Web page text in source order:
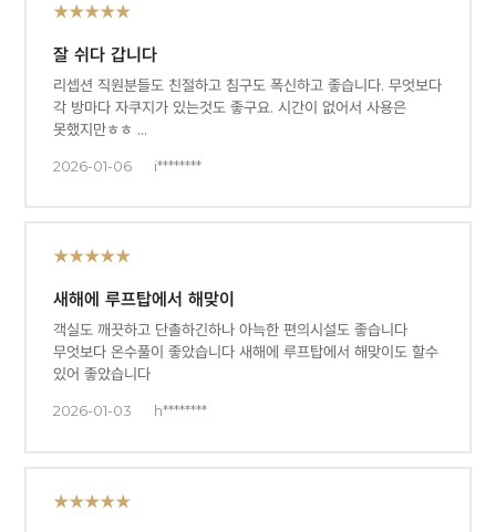
★★★★★
잘 쉬다 갑니다
리셉션 직원분들도 친절하고 침구도 폭신하고 좋습니다. 무엇보다
각 방마다 자쿠지가 있는것도 좋구요. 시간이 없어서 사용은
못했지만ㅎㅎ …
2026-01-06 i********
★★★★★
새해에 루프탑에서 해맞이
객실도 깨끗하고 단촐하긴하나 아늑한 편의시설도 좋습니다
무엇보다 온수풀이 좋았습니다 새해에 루프탑에서 해맞이도 할수
있어 좋았습니다
2026-01-03 h********
★★★★★